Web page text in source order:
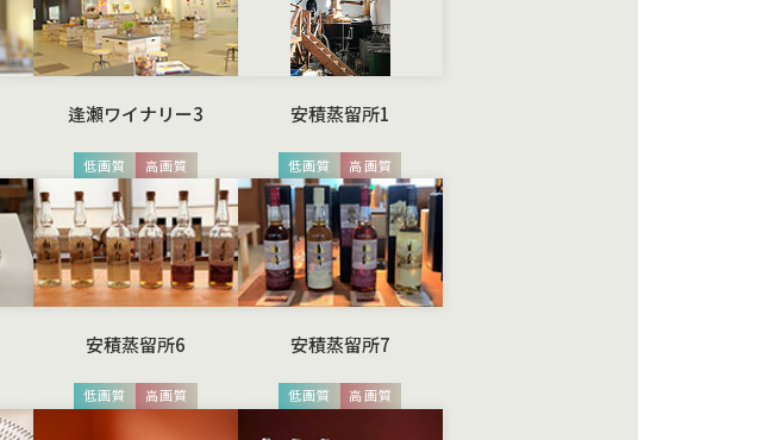
逢瀬ワイナリー3
低画質 高画質
安積蒸留所1
低画質 高画質
安積蒸留所6
低画質 高画質
安積蒸留所7
低画質 高画質